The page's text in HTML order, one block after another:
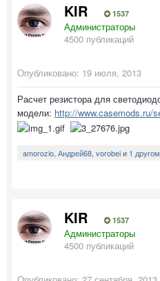
KIR 1537
Администраторы
4500 публикаций
Опубликовано: 19 июля, 2013
Расчет резистора для
модели: http://www.casemods.ru/
amorozio, Андрей68, vorobeiи 1
KIR 1537
Администраторы
4500 публикаций